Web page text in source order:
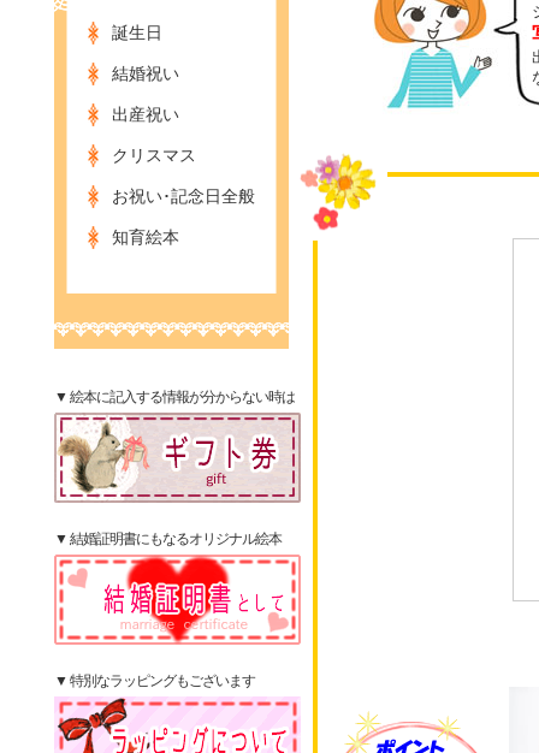
誕生日
結婚祝い
出産祝い
クリスマス
お祝い･記念日全般
知育絵本
▼ 絵本に記入する情報が分からない時は
▼ 結婚証明書にもなるオリジナル絵本
▼ 特別なラッピングもございます